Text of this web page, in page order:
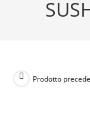
Prodotto